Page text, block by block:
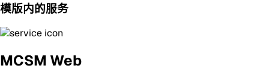
模版内的服务
MCSM Web